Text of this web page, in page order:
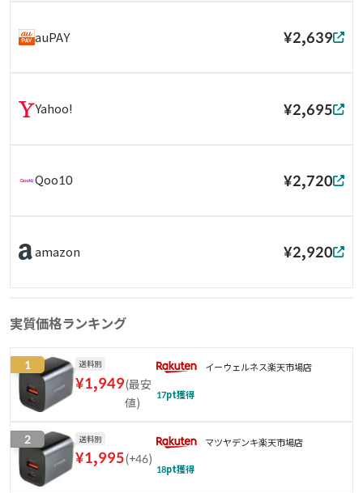
auPAY ¥2,639
Yahoo! ¥2,695
Qoo10 ¥2,720
amazon ¥2,920
実質価格ランキング
1 送料別
¥1,949(最安
値)
イーウェルネス楽天市場店
17pt獲得
2 送料別
¥1,995(+46)
マツヤデンキ楽天市場店
18pt獲得